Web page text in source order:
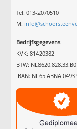
Tel: 013-2070510
M:
Bedrijfsgegevens
KVK: 81420382
BTW:
IBAN: NL65 ABNA 0493